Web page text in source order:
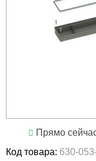
Прямо
Код товара: 630-